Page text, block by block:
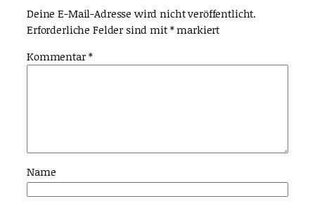
Deine E-Mail-Adresse wird nicht veröffentlicht.
Erforderliche Felder sind mit*markiert
Kommentar*
Name